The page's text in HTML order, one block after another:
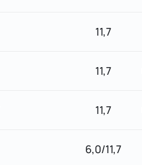
11,7
11,7
11,7
6,0/11,7